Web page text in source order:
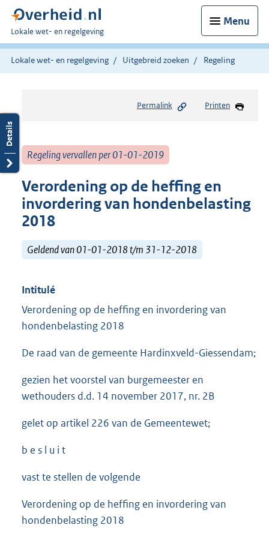
Menu
U
bent
hier:
Lokale wet- en regelgeving
Lokale wet- en regelgeving Uitgebreid zoeken Regeling
Permalink Printen
Regeling vervallen per 01-01-2019
Verordening op de heffing en
invordering van hondenbelasting
2018
Geldend van 01-01-2018 t/m 31-12-2018
Intitulé
Verordening op de heffing en invordering van
hondenbelasting 2018
De raad van de gemeente Hardinxveld-Giessendam;
gezien het voorstel van burgemeester en
wethouders d.d. 14 november 2017, nr. 2B
gelet op artikel 226 van de Gemeentewet;
b e s l u i t
vast te stellen de volgende
Verordening op de heffing en invordering van
hondenbelasting 2018